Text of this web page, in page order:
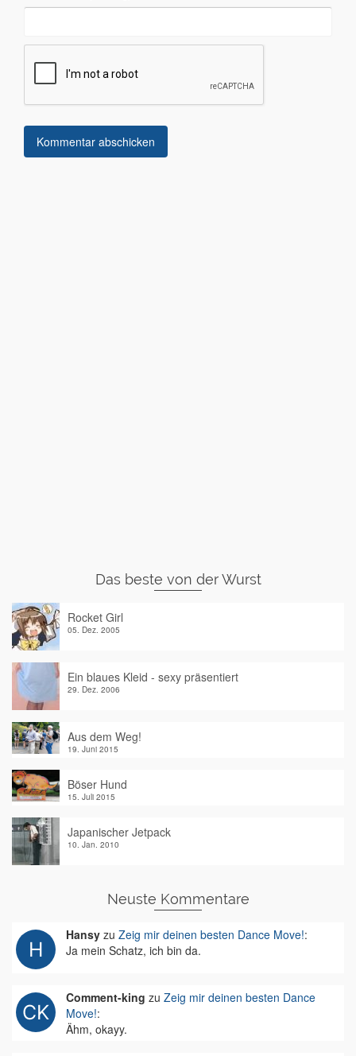
Das beste von der Wurst
Rocket Girl
05. Dez. 2005
Ein blaues Kleid - sexy präsentiert
29. Dez. 2006
Aus dem Weg!
19. Juni 2015
Böser Hund
15. Juli 2015
Japanischer Jetpack
10. Jan. 2010
Neuste Kommentare
Hansy zu Zeig mir deinen besten Dance Move!:
Ja mein Schatz, ich bin da.
Comment-king zu Zeig mir deinen besten Dance
Move!:
Ähm, okayy.